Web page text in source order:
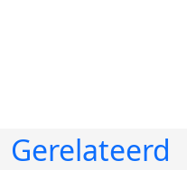
Gerelateerd